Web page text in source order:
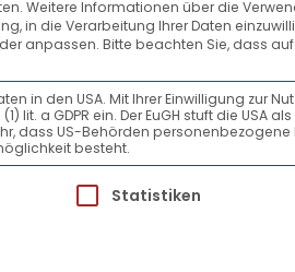
– Die Vernetzte-
veröffentlicht. Er
Weitere Informationen über die
in die Verarbeitung Ihrer Daten
anpassen. Bitte beachten Sie, dass
in den USA. Mit Ihrer Einwilligung zur
lit. a GDPR ein. Der EuGH stuft die USA
dass US-Behörden
besteht.
für die eine
Statistiken